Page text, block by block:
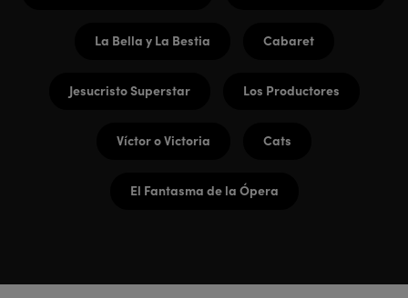
La Bella y La Bestia Cabaret
Jesucristo Superstar Los Productores
Víctor o Victoria Cats
El Fantasma de la Ópera